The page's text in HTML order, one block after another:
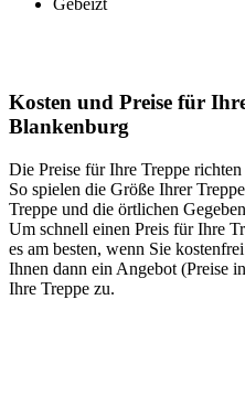
Gebeizt
Kosten und Preise für
Blankenburg
Die Preise für Ihre Treppe
So spielen die Größe Ihrer
Treppe und die örtlichen
Um schnell einen Preis für Ihre
es am besten, wenn Sie
Ihnen dann ein Angebot (Preise
Ihre Treppe zu.